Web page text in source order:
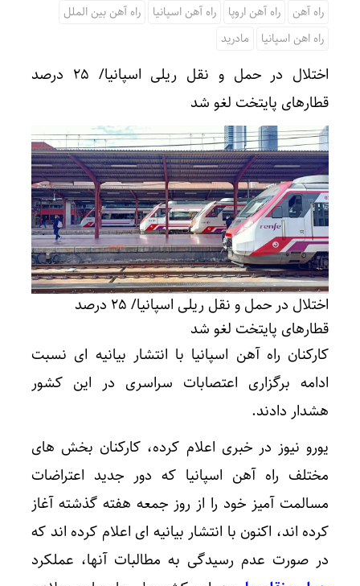
راه آهن
راه آهن اروپا راه آهن اسپانیا
راه آهن بین الملل
راه اهن اسپانیا
مادرید
اختلال در حمل و نقل ریلی اسپانیا/ ۲۵ درصد
قطارهای پایتخت لغو شد
اختلال در حمل و نقل ریلی اسپانیا/ ۲۵ درصد
قطارهای پایتخت لغو شد
کارکنان راه آهن اسپانیا با انتشار بیانیه ای نسبت
ادامه برگزاری اعتصابات سراسری در این کشور
هشدار دادند.
یورو نیوز در خبری اعلام کرده، کارکنان بخش های
مختلف راه آهن اسپانیا که دور جدید اعتراضات
مسالمت آمیز خود را از روز جمعه هفته گذشته آغاز
کرده اند، اکنون با انتشار بیانیه ای اعلام کرده اند که
در صورت عدم رسیدگی به مطالبات آنها، عملکرد